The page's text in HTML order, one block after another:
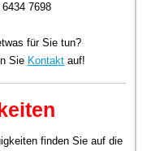
7698
für Sie tun?
Sie Kontakt auf!
finden Sie auf die